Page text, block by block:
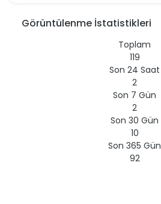
Görüntülenme İstatistikleri
Toplam
119
Son 24 Saat
2
Son 7 Gün
2
Son 30 Gün
10
Son 365 Gün
92